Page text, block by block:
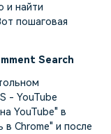
и найти
пошаговая
Search
- YouTube
YouTube" в
Chrome" и после